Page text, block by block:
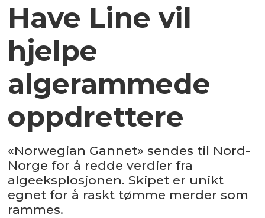
Have Line vil
hjelpe
algerammede
oppdrettere
«Norwegian Gannet» sendes til Nord-
Norge for å redde verdier fra
algeeksplosjonen. Skipet er unikt
egnet for å raskt tømme merder som
rammes.